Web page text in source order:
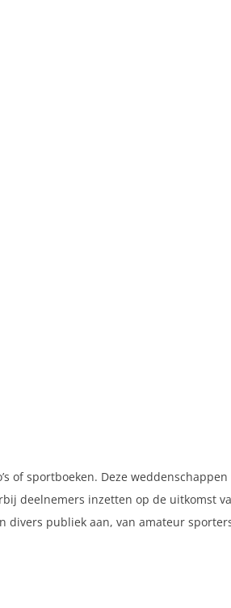
of sportboeken. Deze weddenschappen
deelnemers inzetten op de uitkomst
divers publiek aan, van amateur